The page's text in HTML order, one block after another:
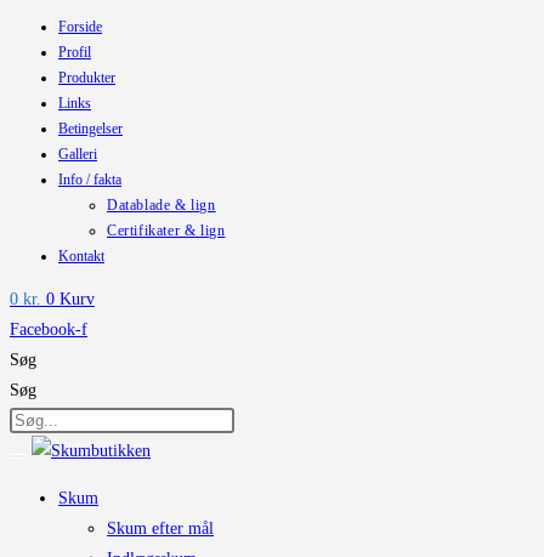
Forside
Profil
Produkter
Links
Betingelser
Galleri
Info / fakta
Datablade & lign
Certifikater & lign
Kontakt
0 kr. 0 Kurv
Facebook-f
Søg
Søg
Skum
Skum efter mål